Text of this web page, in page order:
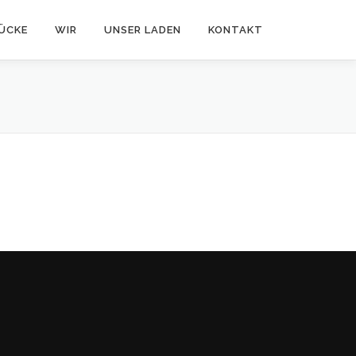
WIR UNSER LADEN KONTAKT